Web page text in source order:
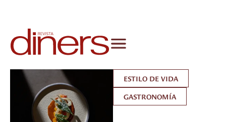
ESTILO DE VIDA
GASTRONOMÍA